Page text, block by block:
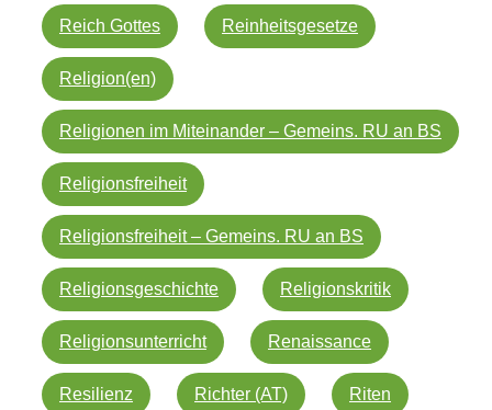
Reich Gottes Reinheitsgesetze
Religion(en)
Religionen im Miteinander – Gemeins. RU an BS
Religionsfreiheit
Religionsfreiheit – Gemeins. RU an BS
Religionsgeschichte Religionskritik
Religionsunterricht Renaissance
Resilienz Richter (AT) Riten